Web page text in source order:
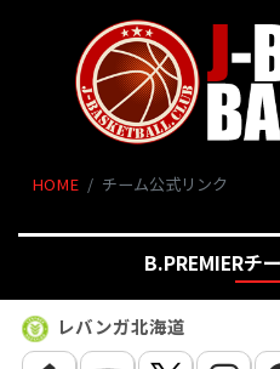
HOME チーム公式リンク
B.PREMIERチ
レバンガ北海道